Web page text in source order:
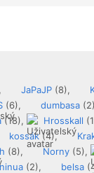
JaPaJP (8),
(6), dumbasa
(18), Hrosskall
kossák(4),
(8), Norny (5),
(2), belsa